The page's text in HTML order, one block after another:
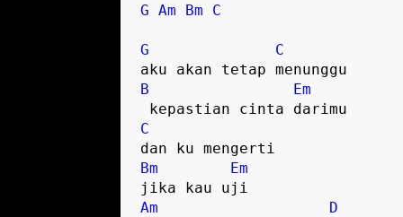
G Am Bm C
G
C
B
Em
C
Bm
Em
Am
D